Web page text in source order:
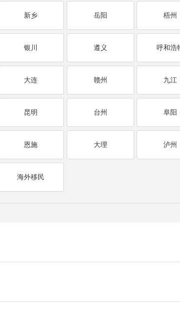
新乡 岳阳 梧州
银川 遵义 呼和浩
大连 赣州 九江
昆明 台州 阜阳
恩施 大理 泸州
海外移民